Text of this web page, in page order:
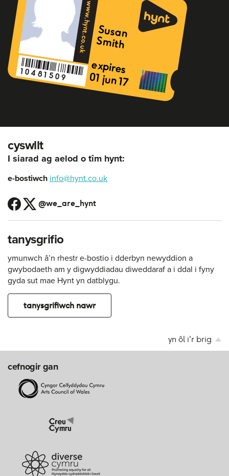
cyswllt
I siarad ag aelod o tîm hynt:
e-bostiwch info@hynt.co.uk
@we_are_hynt
tanysgrifio
ymunwch â’n rhestr e-bostio i dderbyn newyddion a
gwybodaeth am y digwyddiadau diweddaraf a i ddal i fyny
gyda sut mae Hynt yn datblygu.
tanysgrifiwch nawr
yn ôl i'r brig
cefnogir gan